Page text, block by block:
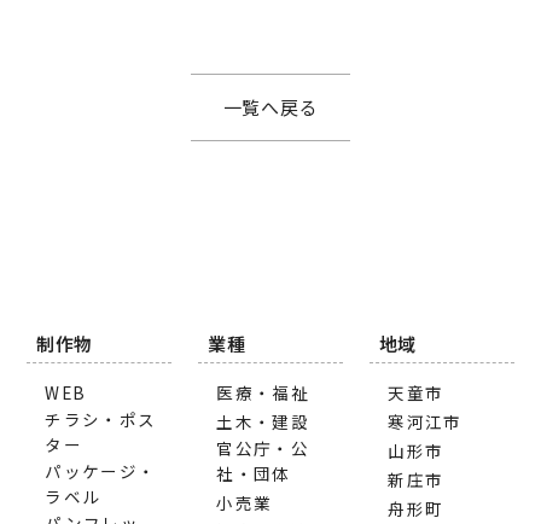
一覧へ戻る
制作物
WEB
チラシ・ポス
ター
パッケージ・
ラベル
業種
医療・福祉
土木・建設
官公庁・公
社・団体
小売業
地域
天童市
寒河江市
山形市
新庄市
舟形町